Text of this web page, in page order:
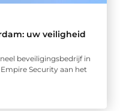
uw veiligheid
beveiligingsbedrijf in
Security aan het